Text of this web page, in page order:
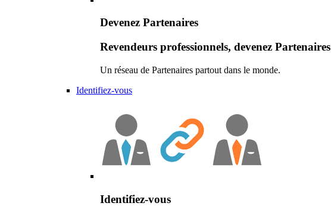
Devenez Partenaires
Revendeurs professionnels, devenez Partenaires
Un réseau de Partenaires partout dans le monde.
Identifiez-vous
Identifiez-vous